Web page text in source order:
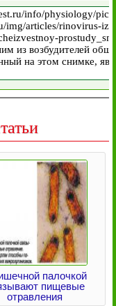
палочкой
пищевые
отравления